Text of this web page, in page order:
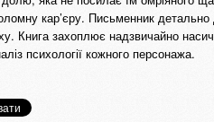
кар’єру. Письменник
Книга захоплює надзвичайно
психології кожного персонажа.